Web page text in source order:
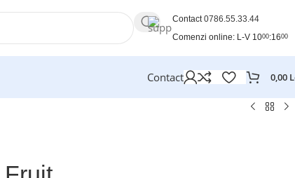
Contact0786.55.33.44
Comenzi online: L-V 1000:1600
Contact 0,00